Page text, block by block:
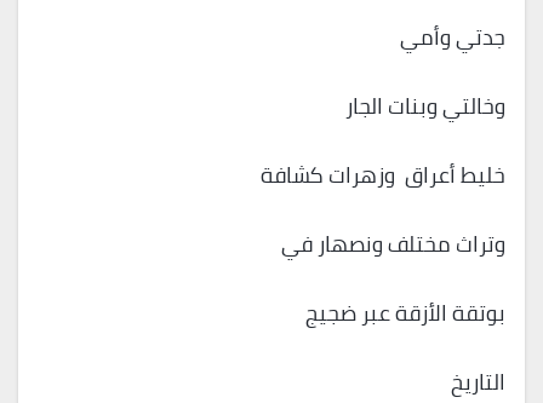
جدتي وأمي
وخالتي وبنات الجار
خليط أعراق وزهرات كشافة
وتراث مختلف ونصهار في
بوتقة الأزقة عبر ضجيج
التاريخ